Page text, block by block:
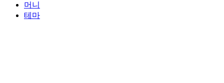
머니
테마